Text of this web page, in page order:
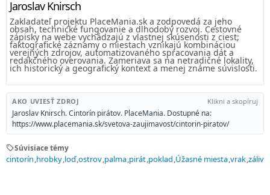
Jaroslav Knirsch
Zakladateľ projektu PlaceMania.sk a zodpovedá za jeho
obsah, technické fungovanie a dlhodobý rozvoj. Cestovné
zápisky na webe vychádzajú z vlastnej skúsenosti z ciest;
faktografické záznamy o miestach vznikajú kombináciou
verejných zdrojov, automatizovaného spracovania dát a
redakčného overovania. Zameriava sa na netradičné lokality,
ich historický a geografický kontext a menej známe súvislosti.
AKO UVIESŤ ZDROJ Klikni a skopíruj
Jaroslav Knirsch. Cintorín pirátov. PlaceMania. Dostupné na:
https://www.placemania.sk/svetova-zaujimavost/cintorin-piratov/
sellSúvisiace témy
cintorín hrobky loď ostrov palma pirát poklad Úžasné miesta vrak záliv